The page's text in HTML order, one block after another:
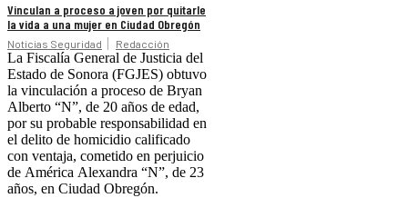
Vinculan a proceso a joven por quitarle
la vida a una mujer en Ciudad Obregón
Noticias Seguridad Redacción
La Fiscalía General de Justicia del
Estado de Sonora (FGJES) obtuvo
la vinculación a proceso de Bryan
Alberto “N”, de 20 años de edad,
por su probable responsabilidad en
el delito de homicidio calificado
con ventaja, cometido en perjuicio
de América Alexandra “N”, de 23
años, en Ciudad Obregón.